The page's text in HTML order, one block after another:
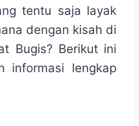
tentu saja layak
dengan kisah di
Bugis? Berikut ini
informasi lengkap